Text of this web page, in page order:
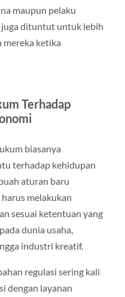
maupun pelaku
juga dituntut untuk lebih
mereka ketika
Terhadap
biasanya
terhadap kehidupan
aturan baru
melakukan
sesuai ketentuan yang
dunia usaha,
industri kreatif.
regulasi sering kali
dengan layanan